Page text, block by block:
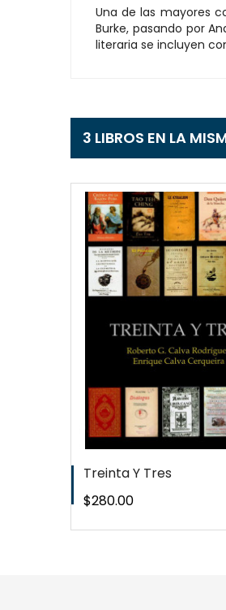
Una de las mayores
Burke, pasando por
literaria se incluyen
3 LIBROS EN LA
Treinta Y Tres
Precio
$280.00